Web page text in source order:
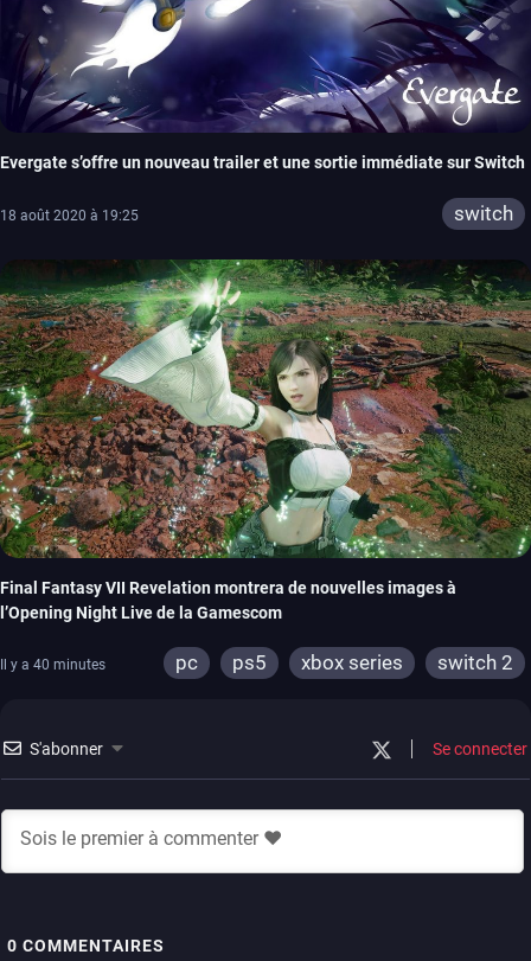
Evergate s’offre un nouveau trailer et une sortie immédiate sur Switch
18 août 2020 à 19:25 switch
Final Fantasy VII Revelation montrera de nouvelles images à
l’Opening Night Live de la Gamescom
Il y a 40 minutes pc ps5 xbox series switch 2
S'abonner Se connecter
0 COMMENTAIRES